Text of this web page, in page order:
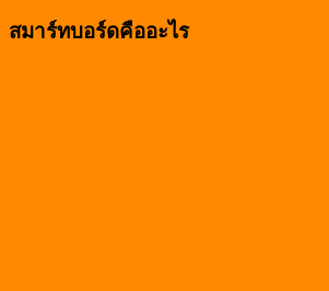
สมาร์ทบอร์ดคืออะไร